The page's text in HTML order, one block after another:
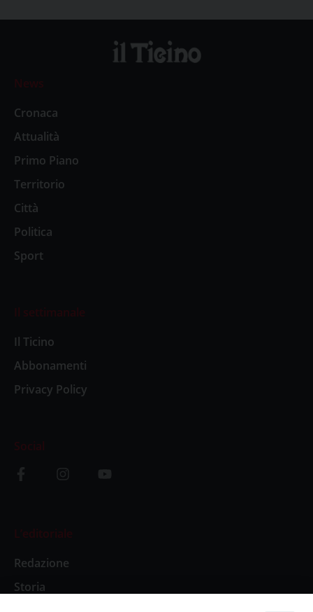
News
Cronaca
Attualità
Primo Piano
Territorio
Città
Politica
Sport
Il settimanale
Il Ticino
Abbonamenti
Privacy Policy
Social
L’editoriale
Redazione
Storia